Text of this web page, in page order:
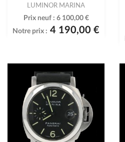
LUMINOR MARINA
Prix neuf : 6 100,00 €
Notre prix : 4 190,00 €